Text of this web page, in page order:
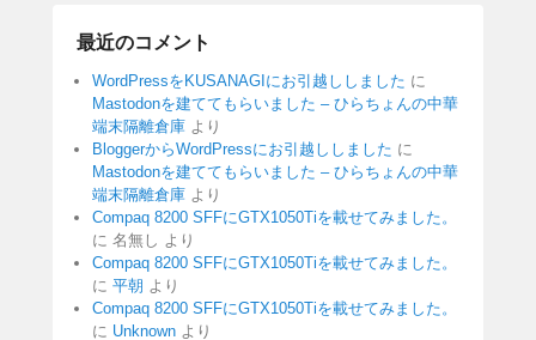
最近のコメント
WordPressをKUSANAGIにお引越ししました に
Mastodonを建ててもらいました – ひらちょんの中華
端末隔離倉庫 より
BloggerからWordPressにお引越ししました に
Mastodonを建ててもらいました – ひらちょんの中華
端末隔離倉庫 より
Compaq 8200 SFFにGTX1050Tiを載せてみました。
に 名無し より
Compaq 8200 SFFにGTX1050Tiを載せてみました。
に 平朝 より
Compaq 8200 SFFにGTX1050Tiを載せてみました。
に Unknown より